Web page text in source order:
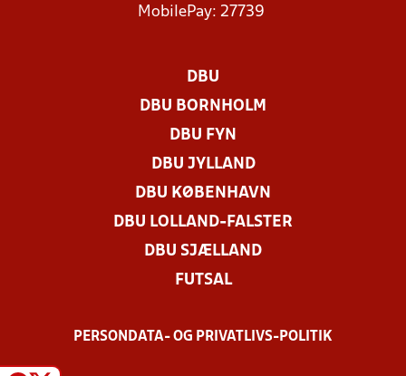
MobilePay: 27739
DBU
DBU BORNHOLM
DBU FYN
DBU JYLLAND
DBU KØBENHAVN
DBU LOLLAND-FALSTER
DBU SJÆLLAND
FUTSAL
PERSONDATA- OG PRIVATLIVS-POLITIK